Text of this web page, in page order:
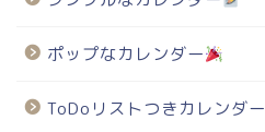
ポップなカレンダー
ToDoリストつきカレンダー